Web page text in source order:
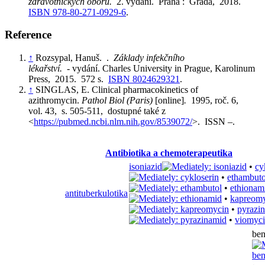
ISBN 978-80-271-0929-6.
Reference
↑ Rozsypal, Hanuš. . Základy infekčního
lékařství. - vydání. Charles University in Prague, Karolinum
Press, 2015. 572 s. ISBN 8024629321 .
↑ SINGLAS, E. Clinical pharmacokinetics of
azithromycin. Pathol Biol (Paris) [online]. 1995, roč. 6,
vol. 43, s. 505-511, dostupné také z
<https://pubmed.ncbi.nlm.nih.gov/8539072/>. ISSN –.
Antibiotika a chemoterapeutika
antituberkulotika
isoniazid •
•
•
•
•
•